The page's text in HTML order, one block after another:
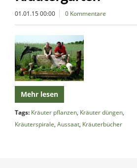
01.01.15 00:00 0 Kommentare
Mehr lesen
Tags: Kräuter pflanzen, Kräuter düngen,
Kräuterspirale, Aussaat, Kräuterbücher